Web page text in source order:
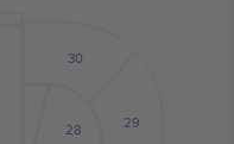
28
30
29